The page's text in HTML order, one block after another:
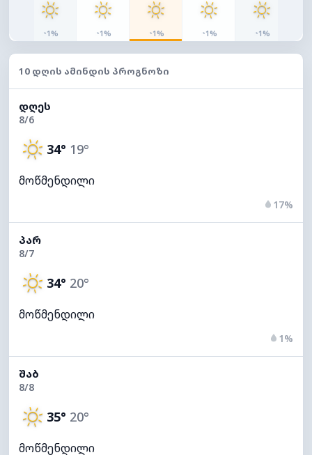
◔1% ◔1% ◔1% ◔1% ◔1%
10 ᲓᲦᲘᲡ ᲐᲛᲘᲜᲓᲘᲡ ᲞᲠᲝᲒᲜᲝᲖᲘ
ᲓᲦᲔᲡ
8/6
34° 19°
მოწმენდილი
17%
ᲞᲐᲠ
8/7
34° 20°
მოწმენდილი
1%
ᲨᲐᲑ
8/8
35° 20°
მოწმენდილი